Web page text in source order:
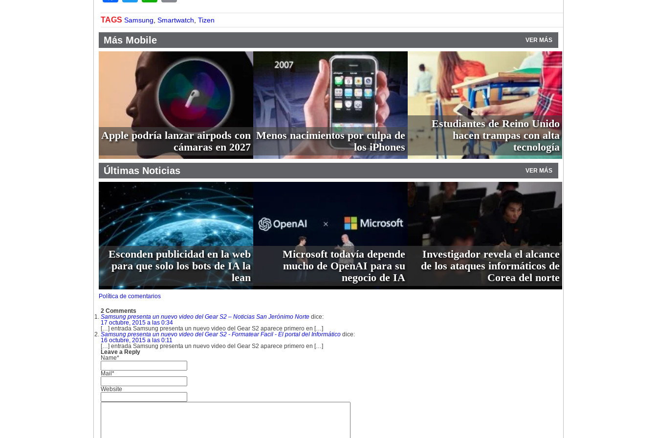
TAGS Samsung Smartwatch Tizen
Más Mobile VER MÁS
Apple podría lanzar airpods con
cámaras en 2027
Menos nacimientos por culpa de
los iPhones
Estudiantes de Reino Unido
hacen trampas con alta
tecnología
Últimas Noticias VER MÁS
Esconden publicidad en la web
para que solo los bots de IA la
lean
Microsoft todavía depende
mucho de OpenAI para su
negocio de IA
Investigador revela el alcance
de los ataques informáticos de
Corea del norte
Política de comentarios
2 Comments
Samsung presenta un nuevo video del Gear S2 – Noticias San Jerónimo Norte dice:
17 octubre, 2015 a las 0:34
[…] entrada Samsung presenta un nuevo video del Gear S2 aparece primero en […]
Samsung presenta un nuevo video del Gear S2 - Formatear Facil - El portal del Informático dice:
16 octubre, 2015 a las 0:11
[…] entrada Samsung presenta un nuevo video del Gear S2 aparece primero en […]
Leave a Reply
Name*
Mail*
Website